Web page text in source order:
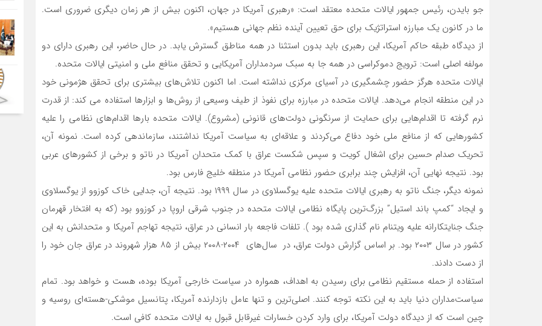
جو بایدن، رئیس جمهور ایالات متحده معتقد است: «رهبری آمریکا در جهان، اکنون بیش از هر زمان دیگری ضروری است.
ما در کانون یک مبارزه استراتژیک برای حق تعیین آینده نظم جهانی هستیم».
از دیدگاه طبقه حاکم آمریکا، این رهبری باید بدون استثنا در همه مناطق گسترش یابد. در حال حاضر، این رهبری دارای دو
مولفه اصلی است: ترویج دموکراسی در همه جا به سبک سردمداران آمریکایی و تحقق منافع ملی و امنیتی ایالات متحده.
ایالات متحده هرگز حضور چشمگیری در آسیای مرکزی نداشته است. اما اکنون تلاش‌های بیشتری برای تحقق هژمونی خود
در این منطقه انجام می‌دهد. ایالات متحده در مبارزه برای نفوذ از طیف وسیعی از روش‌ها و ابزارها استفاده می کند: از قدرت
نرم گرفته تا اقدام‌هایی برای حمایت از سرنگونی دولت‌های قانونی (مشروع). ایالات متحده بارها اقدام‌های نظامی را علیه
کشورهایی که از منافع ملی خود دفاع می‌کردند و علاقه‌ای به سیاست آمریکا نداشتند، سازماندهی کرده است. نمونه آن،
تحریک صدام حسین برای اشغال کویت و سپس شکست عراق با کمک متحدان آمریکا در ناتو و برخی از کشورهای عربی
بود. نتیجه نهایی آن، افزایش چند برابری حضور نظامی آمریکا در منطقه خلیج فارس بود.
نمونه دیگر، جنگ ناتو به رهبری ایالات متحده علیه یوگسلاوی در سال ۱۹۹۹ بود. نتیجه آن، جدایی خاک کوزوو از یوگسلاوی
و ایجاد “کمپ باند استیل” بزرگ‌ترین پایگاه نظامی ایالات متحده در جنوب شرقی اروپا در کوزوو بود (که به افتخار قهرمان
جنگ جنایتکارانه علیه ویتنام نام گذاری شده بود ). تلفات فاجعه بار انسانی در عراق، نتیجه تهاجم آمریکا و متحدانش به این
کشور در سال ۲۰۰۳ بود. بر اساس گزارش دولت عراق، در سال‌های ۲۰۰۴-۲۰۰۸ بیش از ۸۵ هزار شهروند در عراق جان خود را
از دست دادند.
استفاده از حمله مستقیم نظامی برای رسیدن به اهداف، همواره در سیاست خارجی آمریکا بوده، هست و خواهد بود. تمام
سیاست‌مداران دنیا باید به این نکته توجه کنند. اصلی‌ترین و تنها عامل بازدارنده آمریکا، پتانسیل موشکی-هسته‌ای روسیه و
چین است که از دیدگاه دولت آمریکا، برای وارد کردن خسارات غیرقابل قبول به ایالات متحده کافی است.